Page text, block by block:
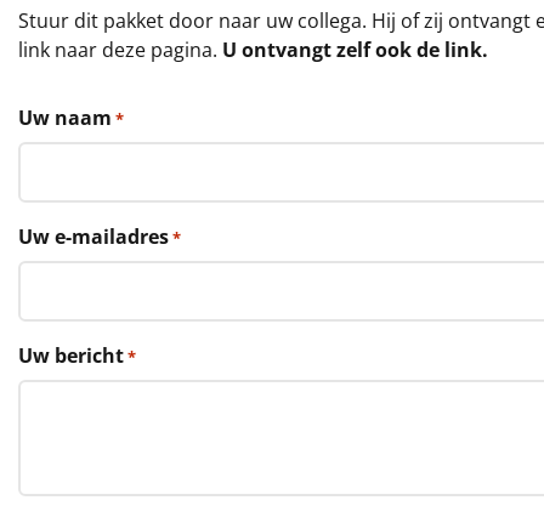
€45 tot €50
Thema
Rituals
Stuur dit pakket door naar uw collega. Hij of zij ontvangt
link naar deze pagina. U ontvangt zelf ook de link.
Uw naam *
Uw e-mailadres*
Uw bericht*